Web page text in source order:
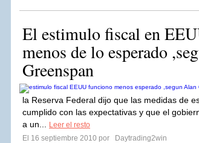
El estimulo fiscal en
menos de lo esperado
Greenspan
la Reserva Federal dijo que las medidas de
cumplido con las expectativas y que el
a un...
Leer el resto
El 16 septiembre 2010 por
Daytrading2win